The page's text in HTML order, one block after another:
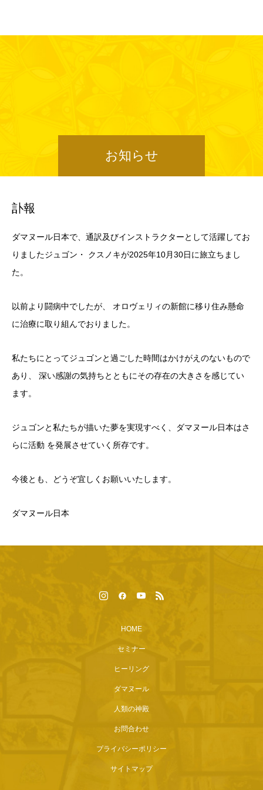
お知らせ
訃報
ダマヌール日本で、通訳及びインストラクターとして活躍してお
りましたジュゴン・ クスノキが2025年10月30日に旅立ちまし
た。
以前より闘病中でしたが、 オロヴェリィの新館に移り住み懸命
に治療に取り組んでおりました。
私たちにとってジュゴンと過ごした時間はかけがえのないもので
あり、 深い感謝の気持ちとともにその存在の大きさを感じてい
ます。
ジュゴンと私たちが描いた夢を実現すべく、ダマヌール日本はさ
らに活動 を発展させていく所存です。
今後とも、どうぞ宜しくお願いいたします。
ダマヌール日本
HOME
セミナー
ヒーリング
ダマヌール
人類の神殿
お問合わせ
プライバシーポリシー
サイトマップ